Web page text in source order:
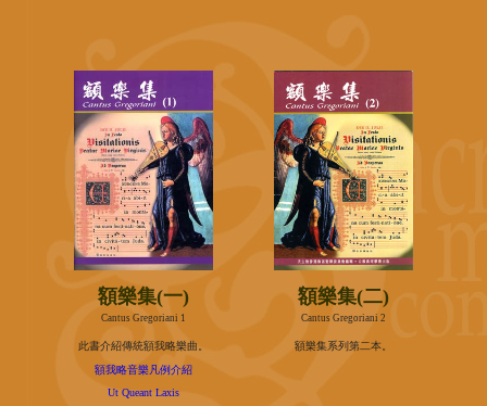
額樂集(一)
Cantus Gregoriani 1
此書介紹傳統額我略樂曲。
額我略音樂凡例介紹
Ut Queant Laxis
額樂集(二)
Cantus Gregoriani 2
額樂集系列第二本。